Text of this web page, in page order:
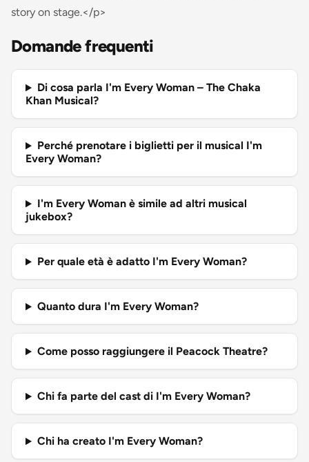
story on stage.</p>
Domande frequenti
Di cosa parla I'm Every Woman – The Chaka
Khan Musical?
Perché prenotare i biglietti per il musical I'm
Every Woman?
I'm Every Woman è simile ad altri musical
jukebox?
Per quale età è adatto I'm Every Woman?
Quanto dura I'm Every Woman?
Come posso raggiungere il Peacock Theatre?
Chi fa parte del cast di I'm Every Woman?
Chi ha creato I'm Every Woman?